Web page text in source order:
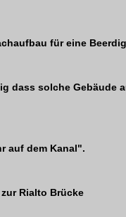
für eine
dass solche Gebäude
auf dem Kanal".
Rialto Brücke